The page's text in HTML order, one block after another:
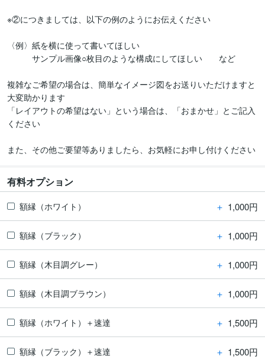
※②につきましては、以下の例のようにお伝えください
〈例〉紙を横に使って書いてほしい
サンプル画像○枚目のような構成にしてほしい　　など
複雑なご希望の場合は、簡単なイメージ図をお送りいただけますと
大変助かります
「レイアウトの希望はない」という場合は、「おまかせ」とご記入
ください
また、その他ご要望等ありましたら、お気軽にお申し付けください
有料オプション
額縁（ホワイト） ＋ 1,000円
額縁（ブラック） ＋ 1,000円
額縁（木目調グレー） ＋ 1,000円
額縁（木目調ブラウン） ＋ 1,000円
額縁（ホワイト）＋速達 ＋ 1,500円
額縁（ブラック）＋速達 ＋ 1,500円